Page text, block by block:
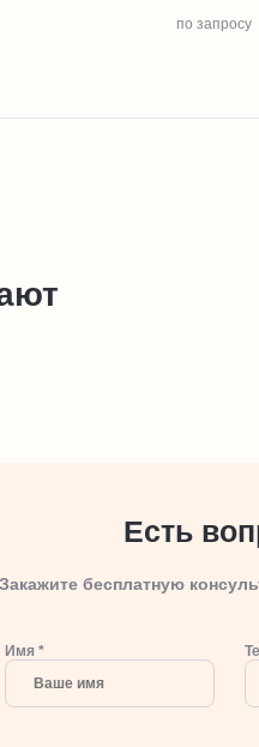
по запросу
Есть
Закажите бесплатную
Имя *